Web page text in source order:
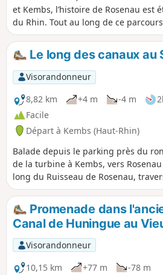
et Kembs, l’histoire de Rosenau est
du Rhin. Tout au long de ce
d’Alsace et le Canal de Huningue,
d'une écluse, sur les rives des
l'eau est omniprésente.
Le long des canaux au
Visorandonneur
8,82 km
+4 m -4 m
Facile
Départ à Kembs (Haut-Rhin)
Balade depuis le parking près du
de la turbine à Kembs, vers
long du Ruisseau de Rosenau,
Rosenau jusqu'au Canal de
retour vers le point de départ le
chemin de halage.
Promenade dans
Canal de Huningue au
Visorandonneur
10,15 km
+77 m
-78 m